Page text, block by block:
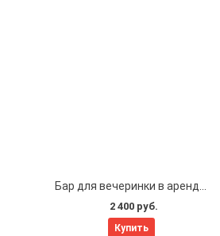
Бар для вечеринки в аренду в Минске | CrossBAR
2 400 руб.
Купить